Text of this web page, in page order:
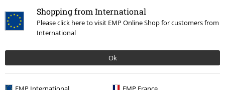
Shopping from International
Please click here to visit EMP Online Shop for customers from
International
Ok